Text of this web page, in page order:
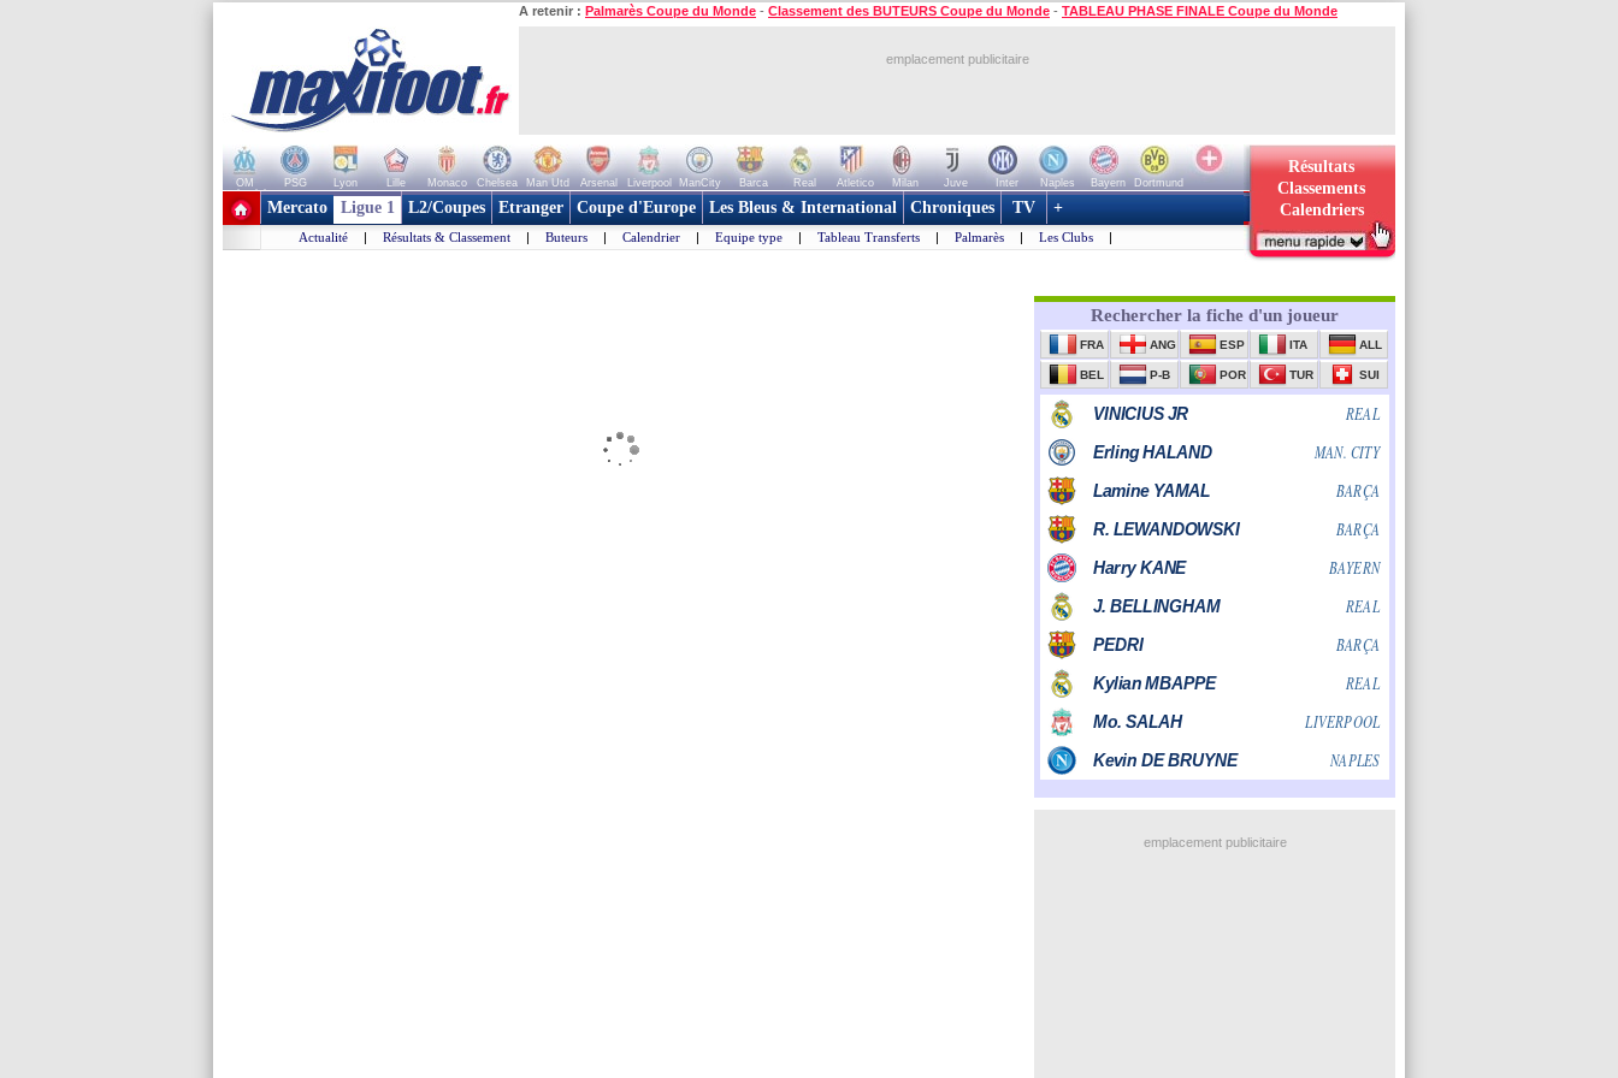
A retenir : Palmarès Coupe du Monde - Classement des BUTEURS Coupe du Monde - TABLEAU PHASE FINALE Coupe du Monde
emplacement publicitaire
OM PSG Lyon Lille Monaco Chelsea Man Utd Arsenal Liverpool ManCity Barca Real Atletico Milan Juve Inter Naples Bayern
Dortmund
+ de clubs
Résultats
Classements
Calendriers
Mercato Ligue 1 L2/Coupes Etranger Coupe d'Europe Les Bleus & International Chroniques TV +
Actualité | Résultats & Classement | Buteurs | Calendrier | Equipe type | Tableau Transferts | Palmarès | Les Clubs |
emplacement publicitaire